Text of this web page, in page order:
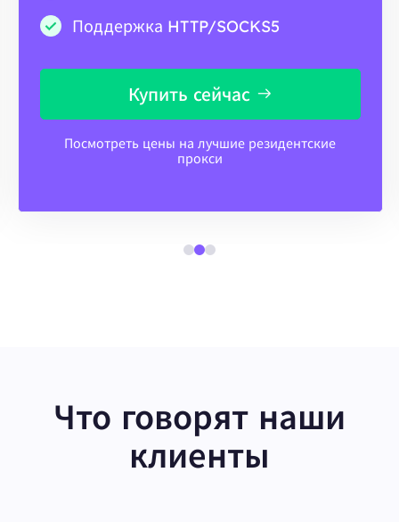
Поддержка HTTP/SOCKS5
Купить сейчас
Посмотреть цены на лучшие резидентские
прокси
Что говорят наши
клиенты